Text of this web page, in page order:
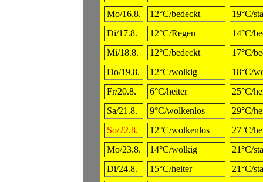
Mo/16.8.
12°C/bedeckt
19°C/
Di/17.8.
12°C/Regen
14°C/
Mi/18.8.
12°C/bedeckt
17°C/
Do/19.8.
12°C/wolkig
18°C/
Fr/20.8.
6°C/heiter
25°C/
Sa/21.8.
9°C/wolkenlos
29°C/
So/22.8.
12°C/wolkenlos
27°C/
Mo/23.8.
14°C/wolkig
21°C/
Di/24.8.
15°C/heiter
21°C/